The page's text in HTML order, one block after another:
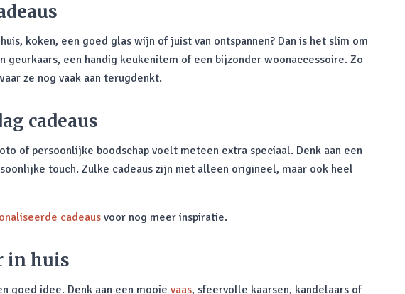
koken, een goed glas wijn of juist van ontspannen? Dan is het slim om
een handig keukenitem of een bijzonder woonaccessoire. Zo
ze nog vaak aan terugdenkt.
cadeaus
of persoonlijke boodschap voelt meteen extra speciaal. Denk aan een
touch. Zulke cadeaus zijn niet alleen origineel, maar ook heel
cadeausvoor nog meer inspiratie.
in huis
goed idee. Denk aan een mooie vaas, sfeervolle kaarsen, kandelaars of